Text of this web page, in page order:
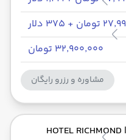
+ ۳۷۵ دلار
۳۲٬۹۰۰٬۰۰۰ تومان
مشاوره و رزرو رایگان
| HOTEL RICHMOND